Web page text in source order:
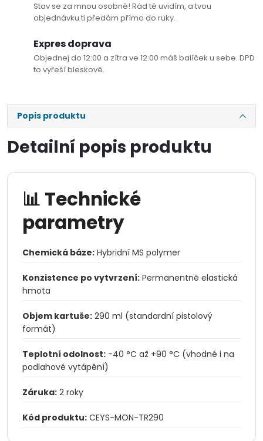
Stav se za mnou osobně! Rád tě uvidím, a tvou
objednávku ti předám přímo do ruky.
Expres doprava
Objednej do 12:00 a zítra ve 12:00 máš balíček u sebe. DPD
to vyřeší bleskově.
Popis produktu
Detailní popis produktu
📊 Technické
parametry
Chemická báze: Hybridní MS polymer
Konzistence po vytvrzení: Permanentně elastická
hmota
Objem kartuše: 290 ml (standardní pistolový
formát)
Teplotní odolnost: -40 °C až +90 °C (vhodné i na
podlahové vytápění)
Záruka: 2 roky
Kód produktu: CEYS-MON-TR290